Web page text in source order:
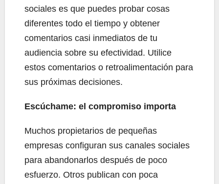
sociales es que puedes probar cosas
diferentes todo el tiempo y obtener
comentarios casi inmediatos de tu
audiencia sobre su efectividad. Utilice
estos comentarios o retroalimentación para
sus próximas decisiones.
Escúchame: el compromiso importa
Muchos propietarios de pequeñas
empresas configuran sus canales sociales
para abandonarlos después de poco
esfuerzo. Otros publican con poca